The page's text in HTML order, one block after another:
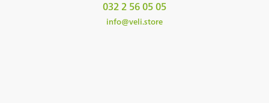
032 2 56 05 05
info@veli.store